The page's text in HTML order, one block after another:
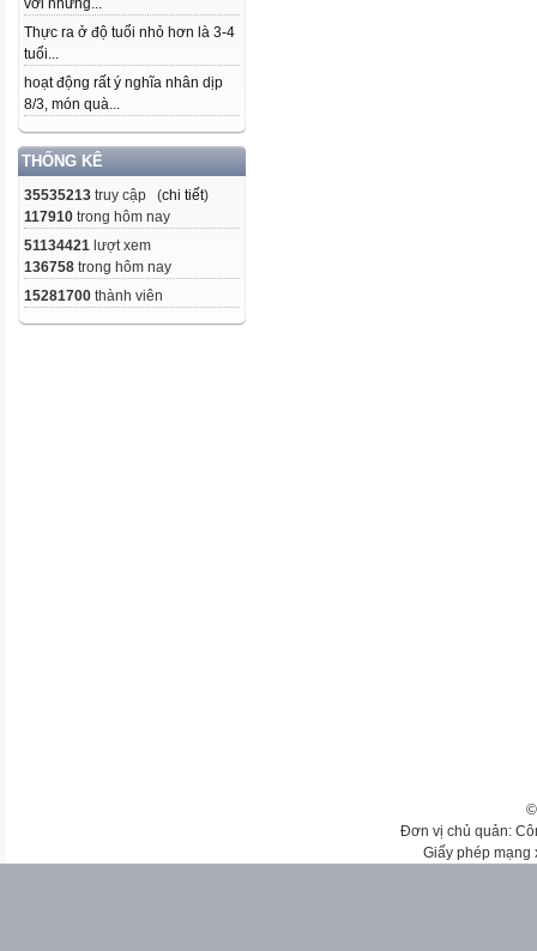
với những...
Thực ra ở độ tuổi nhỏ hơn là 3-4
tuổi...
hoạt động rất ý nghĩa nhân dịp
8/3, món quà...
THỐNG KÊ
35535213 truy cập (chi tiết)
117910 trong hôm nay
51134421 lượt xem
136758 trong hôm nay
15281700 thành viên
Đơn vị chủ quản:
Giấy phép mạng